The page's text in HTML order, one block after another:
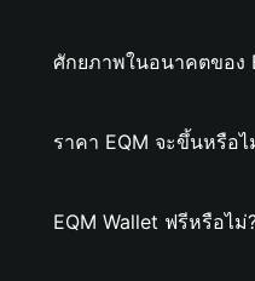
ศักยภาพในอนาคตของ
ราคา EQM จะขึ้นหรือไ
EQM Wallet ฟรีหรือไม่